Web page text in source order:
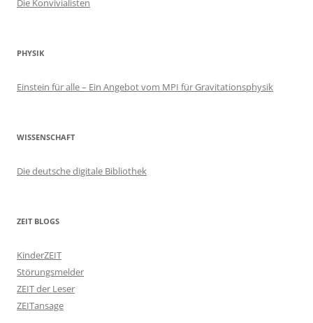
Die Konvivialisten
PHYSIK
Einstein für alle – Ein Angebot vom MPI für Gravitationsphysik
WISSENSCHAFT
Die deutsche digitale Bibliothek
ZEIT BLOGS
KinderZEIT
Störungsmelder
ZEIT der Leser
ZEITansage